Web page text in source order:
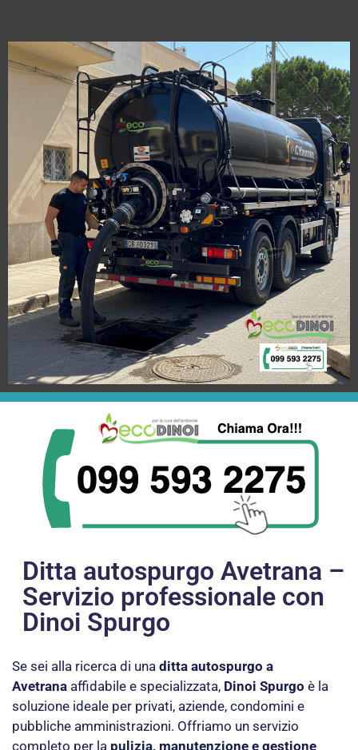
Ditta autospurgo Avetrana –
Servizio professionale con
Dinoi Spurgo
Se sei alla ricerca di una ditta autospurgo a
Avetrana affidabile e specializzata, Dinoi Spurgo è la
soluzione ideale per privati, aziende, condomini e
pubbliche amministrazioni. Offriamo un servizio
completo per la pulizia, manutenzione e gestione